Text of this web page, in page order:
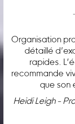
Organisation
détaillé
rapides.
recommande
que son
Heidi Leigh -